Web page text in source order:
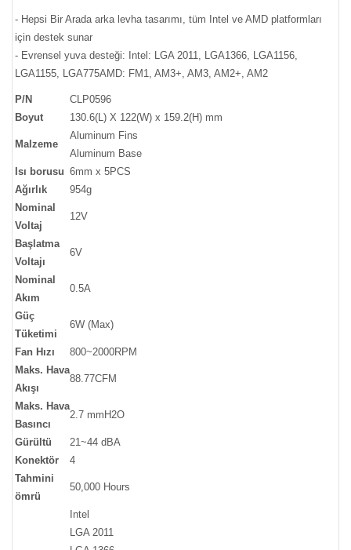
- Hepsi Bir Arada arka levha tasarımı, tüm Intel ve AMD platformları
için destek sunar
- Evrensel yuva desteği: Intel: LGA 2011, LGA1366, LGA1156,
LGA1155, LGA775AMD: FM1, AM3+, AM3, AM2+, AM2
P/N
CLP0596
Boyut
130.6(L) X 122(W) x 159.2(H) mm
Malzeme
Aluminum Fins
Aluminum Base
Isı borusu 6mm x 5PCS
Ağırlık
954g
Nominal
Voltaj
12V
Başlatma
Voltajı
6V
Nominal
Akım
0.5A
Güç
Tüketimi
6W (Max)
Fan Hızı
800~2000RPM
Maks. Hava
Akışı
88.77CFM
Maks. Hava
Basıncı
2.7 mmH2O
Gürültü
21~44 dBA
Konektör
4
Tahmini
ömrü
50,000 Hours
Intel
LGA 2011